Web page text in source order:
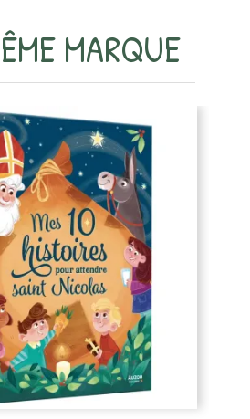
MARQUE